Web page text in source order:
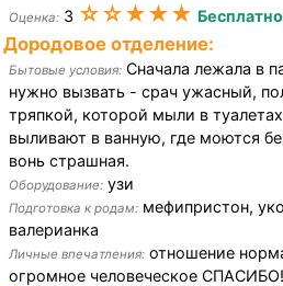
Оценка: 3 ☆☆★★★
Дородовое отделение:
Бытовые условия: Сначала лежала в
нужно вызвать - срач ужасный,
тряпкой, которой мыли в
выливают в ванную, где моются
вонь страшная.
Оборудование: узи
Подготовка к родам: мефипристон,
валерианка
Личные впечатления: отношение
огромное человеческое СПАСИБО!